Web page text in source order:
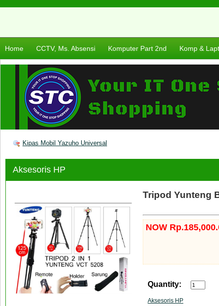
Home CCTV, Ms. Absensi Komputer Part 2nd Komp &
Kipas Mobil Yazuho Universal
Aksesoris HP
Tripod Yunteng
NOW
Quantity:
Aksesoris HP